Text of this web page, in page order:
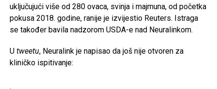
uključujući više od 280 ovaca, svinja i majmuna, od početka
pokusa 2018. godine, ranije je izvijestio Reuters. Istraga
se također bavila nadzorom USDA-e nad Neuralinkom.
U tweetu, Neuralink je napisao da još nije otvoren za
kliničko ispitivanje: